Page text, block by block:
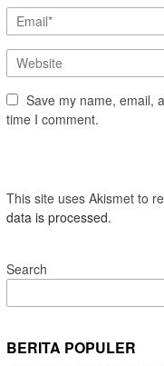
Save my name, email,
time I comment.
This site uses Akismet to
data is processed.
Search
BERITA POPULER